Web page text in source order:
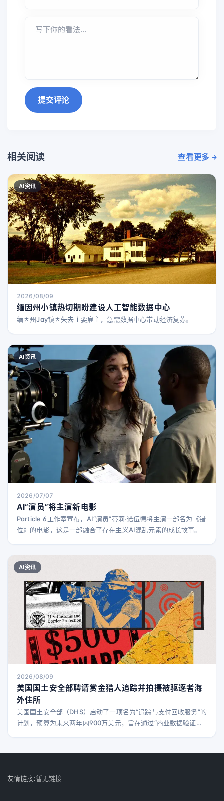
提交评论
相关阅读 查看更多
AI资讯
2026/08/09
缅因州小镇热切期盼建设人工智能数据中心
缅因州Jay镇因失去主要雇主，急需数据中心带动经济复苏。
AI资讯
2026/07/07
AI“演员”将主演新电影
Particle 6工作室宣布，AI“演员”蒂莉·诺伍德将主演一部名为《错
位》的电影，这是一部融合了存在主义AI混乱元素的成长故事。
AI资讯
2026/08/09
美国国土安全部聘请赏金猎人追踪并拍摄被驱逐者海
外住所
美国国土安全部（DHS）启动了一项名为“追踪与支付回收服务”的
计划，预算为未来两年内900万美元，旨在通过“商业数据验证和
传单，列明他们所欠的罚款和费用。 截至今年7月，
友情链接:暂无链接